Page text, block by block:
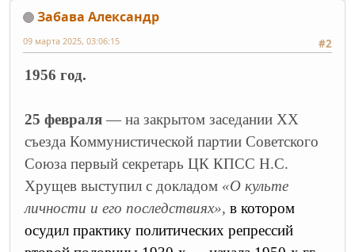
Забава Александр
#2
09 марта 2025, 03:06:15
1956 год.
25 февраля — на закрытом заседании ХХ
съезда Коммунистической партии Советского
Союза первый секретарь ЦК КПСС Н.С.
Хрущев выступил с докладом «О культе
личности и его последствиях», в котором
осудил практику политических репрессий